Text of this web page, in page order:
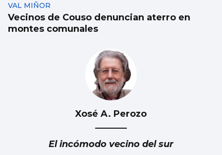
VAL MIÑOR
Vecinos de Couso denuncian aterro en
montes comunales
Xosé A. Perozo
El incómodo vecino del sur